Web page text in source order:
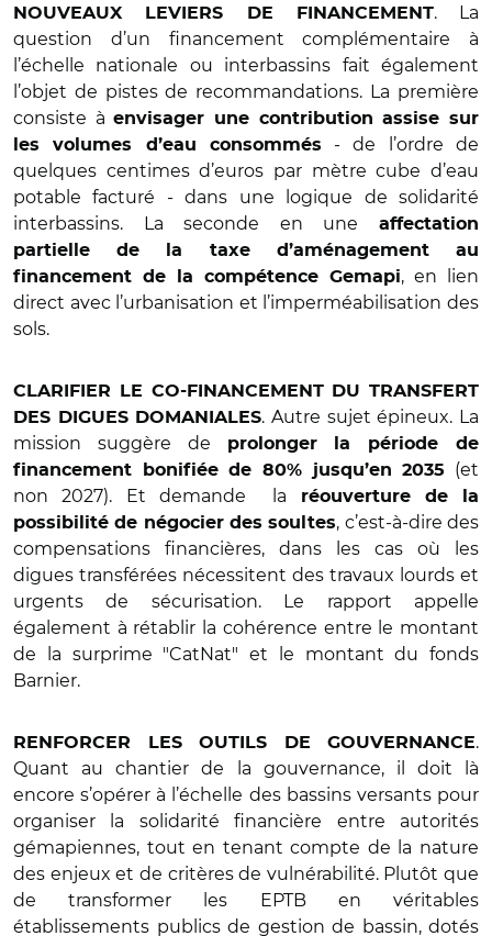
NOUVEAUX LEVIERS DE FINANCEMENT. La
question d’un financement complémentaire à
l’échelle nationale ou interbassins fait également
l’objet de pistes de recommandations. La première
consiste àenvisager une contribution assise sur
les volumes d’eau consommés
- de l’ordre de
quelques centimes d’euros par mètre cube d’eau
potable facturé - dans une logique de solidarité
interbassins. La seconde en une affectation
partielle de la taxe d’aménagement au
financement de la compétence Gemapi, en lien
direct avec l’urbanisation et l’imperméabilisation des
sols.
CLARIFIER LE CO-FINANCEMENT DU TRANSFERT
DES DIGUES DOMANIALES. Autre sujet épineux. La
mission suggère de
prolonger la période de
financement bonifiée de 80% jusqu’en 2035
(et
non 2027). Et demande la
réouverture de la
possibilité de négocier des soultes, c’est-à-dire des
compensations financières, dans les cas où les
digues transférées nécessitent des travaux lourds et
urgents de sécurisation. Le rapport appelle
également à rétablir la cohérence entre le montant
de la surprime "CatNat" et le montant du fonds
Barnier.
RENFORCER LES OUTILS DE GOUVERNANCE.
Quant au chantier de la gouvernance, il doit là
encore s’opérer à l’échelle des bassins versants pour
organiser la solidarité financière entre autorités
gémapiennes, tout en tenant compte de la nature
des enjeux et de critères de vulnérabilité. Plutôt que
de transformer les EPTB en véritables
établissements publics de gestion de bassin, dotés